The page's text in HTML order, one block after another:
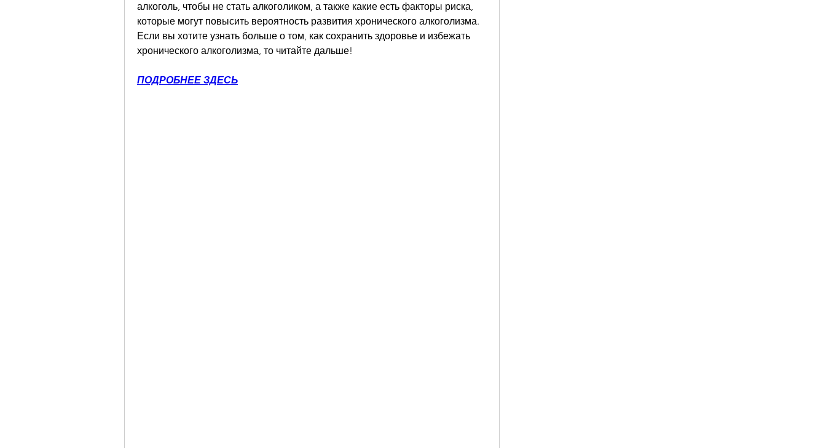
алкоголь, чтобы не стать алкоголиком, а также какие есть факторы риска,
которые могут повысить вероятность развития хронического алкоголизма.
Если вы хотите узнать больше о том, как сохранить здоровье и избежать
хронического алкоголизма, то читайте дальше!
ПОДРОБНЕЕ ЗДЕСЬ